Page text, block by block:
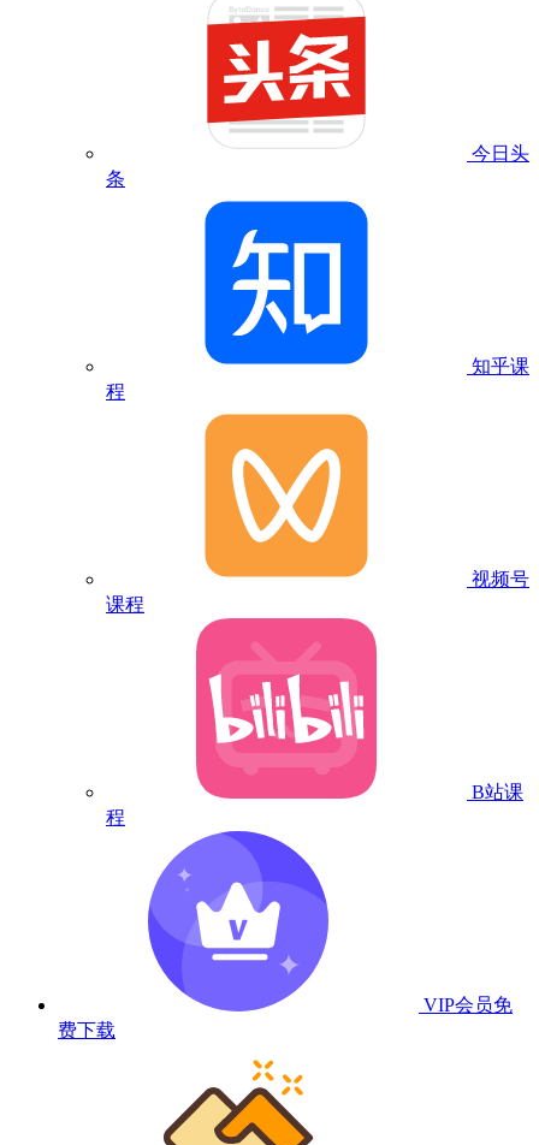
今日头
条
知乎课
程
视频号
课程
B站课
程
VIP会员免
费下载